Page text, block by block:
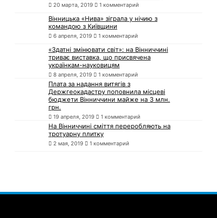
20 марта, 2019 1 комментарий
Вінницька «Нива» зіграла у нічию з
командою з Київщини
6 апреля, 2019 1 комментарий
«Здатні змінювати світ»: на Вінниччині
триває виставка, що присвячена
українкам-науковицям
8 апреля, 2019 1 комментарий
Плата за надання витягів з
Держгеокадастру поповнила місцеві
бюджети Вінниччини майже на 3 млн.
грн.
19 апреля, 2019 1 комментарий
На Вінниччині сміття переробляють на
тротуарну плитку
2 мая, 2019 1 комментарий